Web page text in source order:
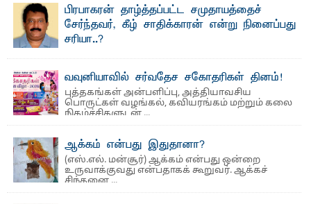
பாண்டிருப்பு ...பிரபாகரன் தாழ்த்தப்பட்ட சமுதாயத்தைச்
சேர்ந்தவர், கீழ் சாதிக்காரன் என்று நினைப்பது
சரியா..?
வவுனியாவில் சர்வதேச சகோதரிகள் தினம்!
புத்தகங்கள் அன்பளிப்பு, அத்தியாவசிய
பொருட்கள் வழங்கல், கவியரங்கம் மற்றும் கலை
நிகழ்ச்சிகளுடன் ...
ஆக்கம் என்பது இதுதானா?
(எஸ்.எல். மன்சூர்) ஆக்கம் என்பது ஒன்றை
உருவாக்குவது என்பதாகக் கூறுவர். ஆக்கச்
சிந்தனை ...